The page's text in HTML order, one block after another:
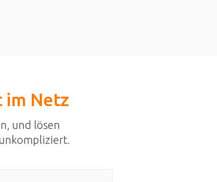
Netz
und lösen